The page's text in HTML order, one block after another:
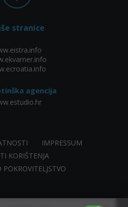
stranice
agencija
IMPRESSUM
KORIŠTENJA
POKROVITELJSTVO